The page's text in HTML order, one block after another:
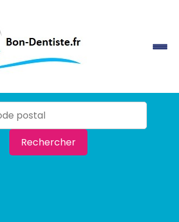
Rechercher